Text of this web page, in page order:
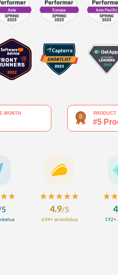
5
★★★★★
★★★★★
4.9/5
634+ arvostelua 192+